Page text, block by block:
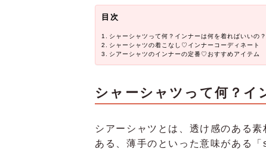
目次
シャーシャツって何？インナーは何を着ればいいの？
シャーシャツの着こなし♡インナーコーディネート
シアーシャツのインナーの定番♡おすすめアイテム
シャーシャツって何？イ
シアーシャツとは、透け感のある
ある、薄手のといった意味がある